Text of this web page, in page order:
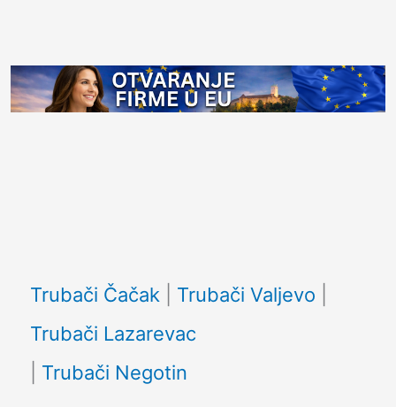
Trubači Čačak Trubači Valjevo
Trubači Lazarevac
Trubači Negotin